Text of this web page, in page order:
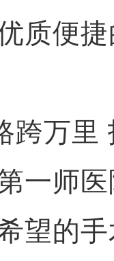
质便
万里
师医
望的